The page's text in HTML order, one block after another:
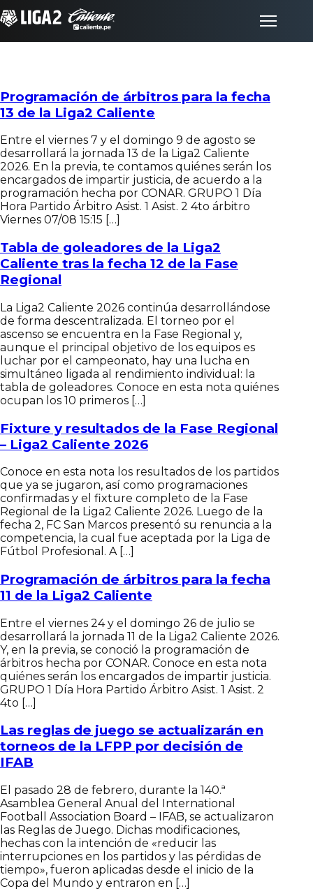
Inicio
Partidos
Posiciones
LigaFan
Clubes
Documentos
Programación de árbitros para la fecha
13 de la Liga2 Caliente
Entre el viernes 7 y el domingo 9 de agosto se
desarrollará la jornada 13 de la Liga2 Caliente
2026. En la previa, te contamos quiénes serán los
encargados de impartir justicia, de acuerdo a la
programación hecha por CONAR. GRUPO 1 Día
Hora Partido Árbitro Asist. 1 Asist. 2 4to árbitro
Viernes 07/08 15:15 […]
Tabla de goleadores de la Liga2
Caliente tras la fecha 12 de la Fase
Regional
La Liga2 Caliente 2026 continúa desarrollándose
de forma descentralizada. El torneo por el
ascenso se encuentra en la Fase Regional y,
aunque el principal objetivo de los equipos es
luchar por el campeonato, hay una lucha en
simultáneo ligada al rendimiento individual: la
tabla de goleadores. Conoce en esta nota quiénes
ocupan los 10 primeros […]
Fixture y resultados de la Fase Regional
– Liga2 Caliente 2026
Conoce en esta nota los resultados de los partidos
que ya se jugaron, así como programaciones
confirmadas y el fixture completo de la Fase
Regional de la Liga2 Caliente 2026. Luego de la
fecha 2, FC San Marcos presentó su renuncia a la
competencia, la cual fue aceptada por la Liga de
Fútbol Profesional. A […]
Programación de árbitros para la fecha
11 de la Liga2 Caliente
Entre el viernes 24 y el domingo 26 de julio se
desarrollará la jornada 11 de la Liga2 Caliente 2026.
Y, en la previa, se conoció la programación de
árbitros hecha por CONAR. Conoce en esta nota
quiénes serán los encargados de impartir justicia.
GRUPO 1 Día Hora Partido Árbitro Asist. 1 Asist. 2
4to […]
Las reglas de juego se actualizarán en
torneos de la LFPP por decisión de
IFAB
El pasado 28 de febrero, durante la 140.ª
Asamblea General Anual del International
Football Association Board – IFAB, se actualizaron
las Reglas de Juego. Dichas modificaciones,
hechas con la intención de «reducir las
interrupciones en los partidos y las pérdidas de
tiempo», fueron aplicadas desde el inicio de la
Copa del Mundo y entraron en […]